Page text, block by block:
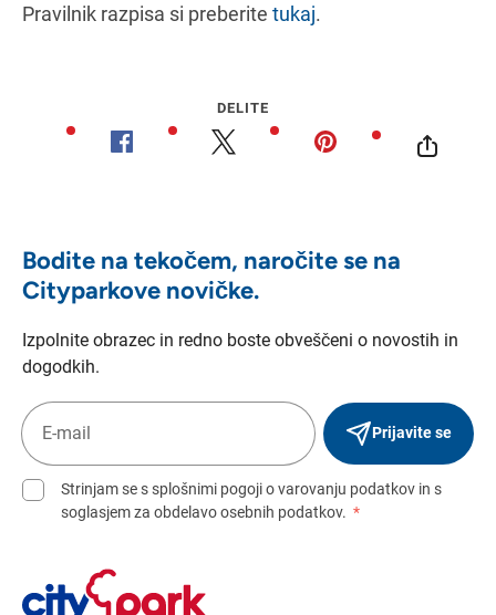
Pravilnik razpisa si preberite tukaj.
DELITE
Bodite na tekočem, naročite se na
Cityparkove novičke.
Izpolnite obrazec in redno boste obveščeni o novostih in
dogodkih.
Prijavite se
Strinjam se s splošnimi pogoji o varovanju podatkov in s
soglasjem za obdelavo osebnih podatkov. *